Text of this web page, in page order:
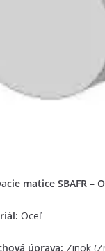
matice SBAFR –
Oceľ
úprava: Zinok